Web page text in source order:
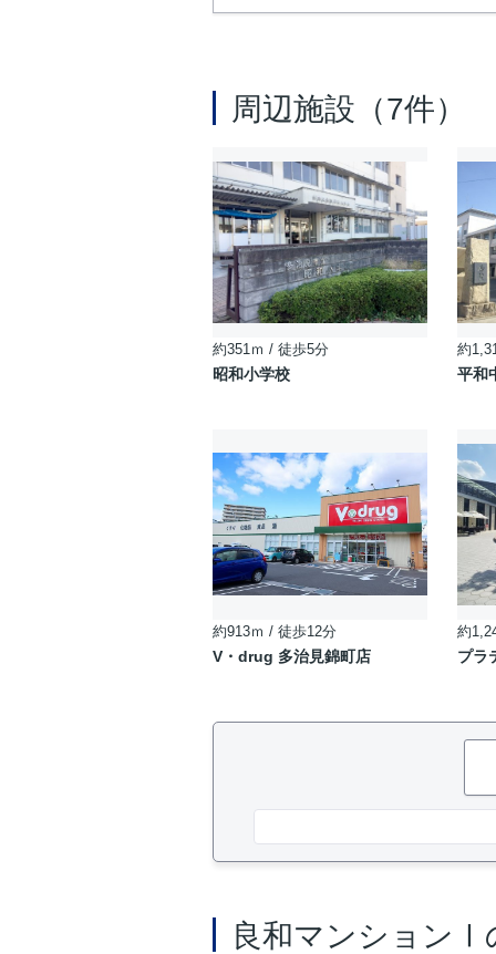
周辺施設（7件）
約351ｍ / 徒歩5分
昭和小学校
約
平和
約913ｍ / 徒歩12分
V・drug 多治見錦町店
約
プラ
良和マンションⅠ